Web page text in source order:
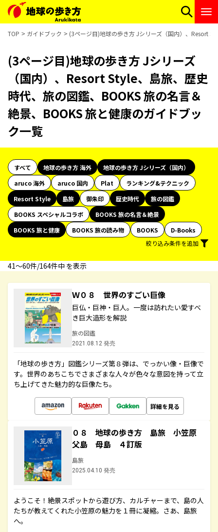
TOP ガイドブック (3ページ目)地球の歩き方 Jシリーズ（国内）、Resort
(3ページ目)地球の歩き方 Jシリーズ
（国内）、Resort Style、島旅、歴史
時代、旅の図鑑、BOOKS 旅の名言＆
絶景、BOOKS 旅と健康のガイドブッ
ク一覧
すべて 地球の歩き方 海外
地球の歩き方 Jシリーズ（国内）
aruco 海外
aruco 国内 Plat
ランキング&テクニック
Resort Style
島旅 御朱印 歴史時代
旅の図鑑
BOOKS スペシャルコラボ
BOOKS 旅の名言＆絶景
BOOKS 旅と健康
BOOKS 旅の読み物 BOOKS
D-Books
絞り込み条件を追加
41〜60件/164件中 を表示
Ｗ０８ 世界のすごい巨像
巨仏・巨神・巨人。一度は訪れたい愛すべ
き巨大造形を解説
旅の図鑑
2021.08.12 発売
「地球の歩き方」図鑑シリーズ第８弾は、でっかい像・巨像で
す。世界のあちこちでさまざまな人々が色々な意図を持って立
ち上げてきた魅力的な巨像たち。
詳細を見る
０８ 地球の歩き方 島旅 小笠原
父島 母島 ４訂版
島旅
2025.04.10 発売
ようこそ！絶景スポットから遊び方、カルチャーまで、島の人
たちが教えてくれた小笠原の魅力を１冊に凝縮。さあ、島旅
へ。